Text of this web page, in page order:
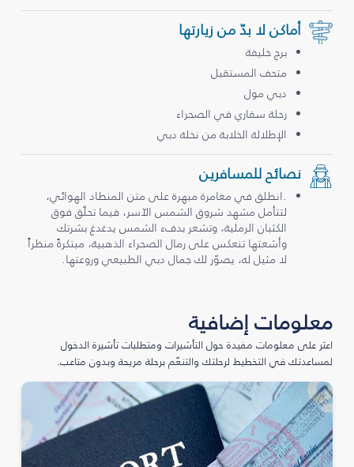
أماكن لا بدّ من زيارتها
برج خليفة
متحف المستقبل
دبي مول
رحلة سفاري في الصحراء
الإطلالة الخلابة من نخلة دبي
نصائح للمسافرين
.انطلق في مغامرة مبهرة على متن المنطاد الهوائي،
لتتأمل مشهد شروق الشمس الآسر، فيما تحلّق فوق
الكثبان الرملية، وتشعر بدفء الشمس يدغدغ بشرتك
وأشعتها تنعكس على رمال الصحراء الذهبية، مبتكرةً منظراً
لا مثيل له، يصوّر لك جمال دبي الطبيعي وروعتها.
معلومات إضافية
اعثر على معلومات مفيدة حول التأشيرات ومتطلبات تأشيرة الدخول
لمساعدتك في التخطيط لرحلتك والتنعّم برحلة مريحة وبدون متاعب.